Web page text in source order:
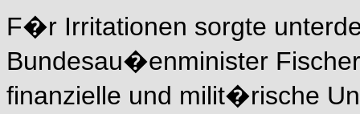
F�r Irritationen sorgte
Bundesau�enminister
finanzielle und milit�rische